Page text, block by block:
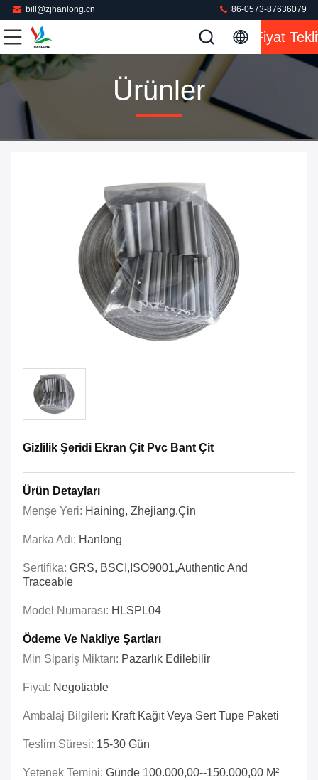
bill@zjhanlong.cn 86-0573-87636079
Fiyat
Ürünler
Gizlilik Şeridi Ekran Çit Pvc Bant Çit
Ürün Detayları
Menşe Yeri: Haining, Zhejiang.Çin
Marka Adı: Hanlong
Sertifika: GRS, BSCI,ISO9001,Authentic And
Traceable
Model Numarası: HLSPL04
Ödeme Ve Nakliye Şartları
Min Sipariş Miktarı: Pazarlık Edilebilir
Fiyat: Negotiable
Ambalaj Bilgileri: Kraft Kağıt Veya Sert Tupe Paketi
Teslim Süresi: 15-30 Gün
Yetenek Temini: Günde 100.000,00--150.000,00 M²